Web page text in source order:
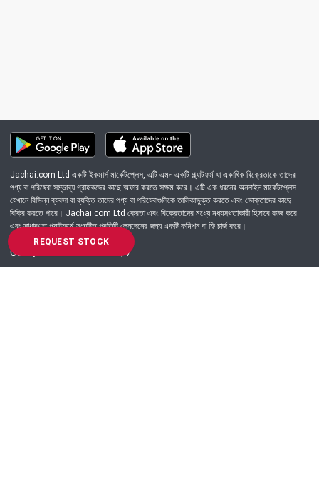
REQUEST STOCK
Jachai.com Ltd একটি ইকমার্স মার্কেটপ্লেস, এটি এমন একটি প্ল্যাটফর্ম যা একাধিক বিক্রেতাকে তাদের
পণ্য বা পরিষেবা সম্ভাব্য গ্রাহকদের কাছে অফার করতে সক্ষম করে। এটি এক ধরনের অনলাইন মার্কেটপ্লেস
যেখানে বিভিন্ন ব্যবসা বা ব্যক্তি তাদের পণ্য বা পরিষেবাগুলিকে তালিকাভুক্ত করতে এবং ভোক্তাদের কাছে
বিক্রি করতে পারে। Jachai.com Ltd ক্রেতা এবং বিক্রেতাদের মধ্যে মধ্যস্থতাকারী হিসাবে কাজ করে
এবং সাধারণত প্ল্যাটফর্মে সংঘটিত প্রতিটি লেনদেনের জন্য একটি কমিশন বা ফি চার্জ করে।
Got Question? Call us 24/7